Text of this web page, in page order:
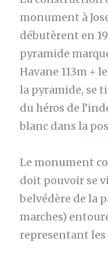
monument à
débutèrent en
pyramide
Havane 113m +
la pyramide, se
du héros de
blanc dans la
Le monument
doit pouvoir se
belvédère de la
marches)
representant les